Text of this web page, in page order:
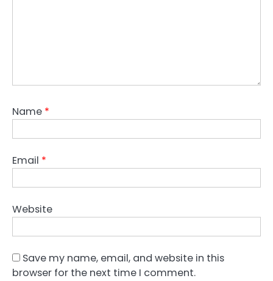
Name *
Email *
Website
Save my name, email, and website in this
browser for the next time I comment.